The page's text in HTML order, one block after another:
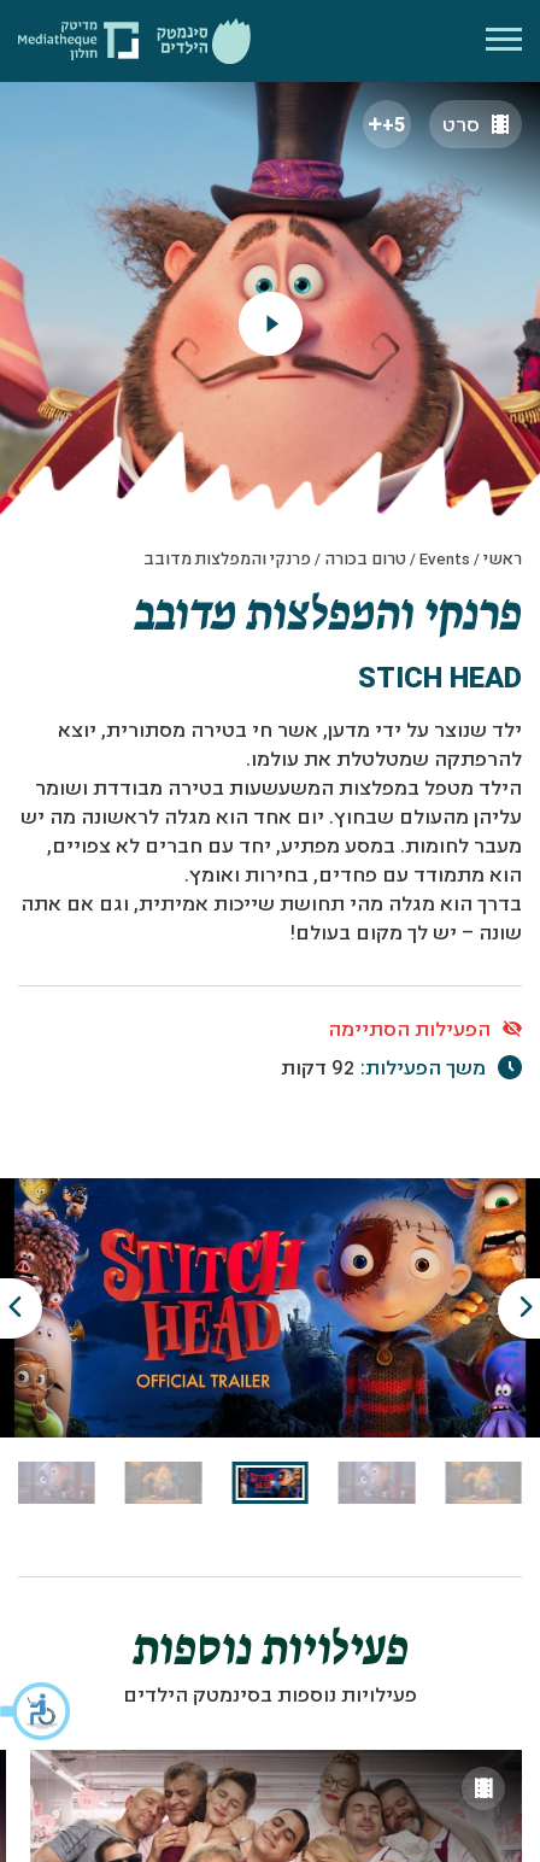
סרט 5+
ראשי/
Events
/טרום בכורה / פרנקי והמפלצות מדובב
פרנקי והמפלצות מדובב
STICH HEAD
ילד שנוצר על ידי מדען, אשר חי בטירה מסתורית, יוצא
להרפתקה שמטלטלת את עולמו.
הילד מטפל במפלצות המשעשעות בטירה מבודדת ושומר
עליהן מהעולם שבחוץ. יום אחד הוא מגלה לראשונה מה יש
מעבר לחומות. במסע מפתיע, יחד עם חברים לא צפויים,
הוא מתמודד עם פחדים, בחירות ואומץ.
בדרך הוא מגלה מהי תחושת שייכות אמיתית, וגם אם אתה
שונה – יש לך מקום בעולם!
הפעילות הסתיימה
משך הפעילות: 92 דקות
פעילויות נוספות
פעילויות נוספות בסינמטק הילדים